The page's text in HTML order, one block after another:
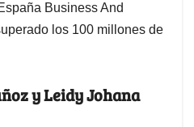
Business And
los 100 millones de
y Leidy Johana